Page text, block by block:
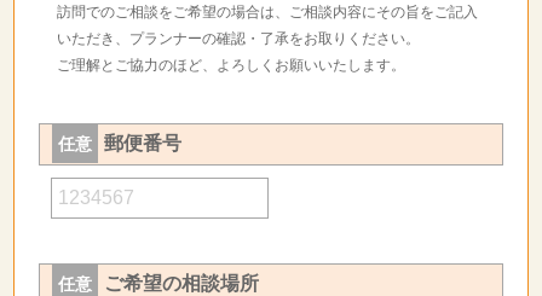
訪問でのご相談をご希望の場合は、ご相談内容にその旨をご記入
いただき、プランナーの確認・了承をお取りください。
ご理解とご協力のほど、よろしくお願いいたします。
任意 郵便番号
任意 ご希望の相談場所